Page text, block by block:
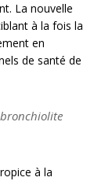
La nouvelle
à la fois la
en
de santé de
à la